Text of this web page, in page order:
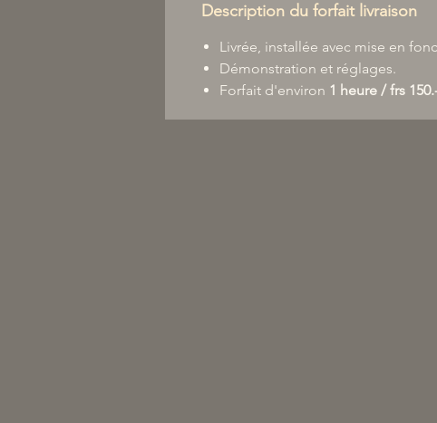
Description du forfait livraison
Livrée, installée avec mise en
Démonstration et réglages.
Forfait d'environ 1 heure / frs